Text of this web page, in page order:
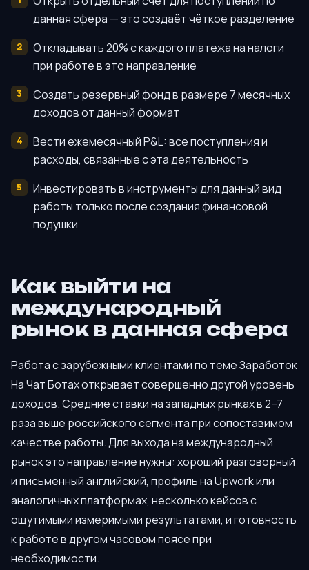
данная сфера — это создаёт чёткое разделение
Откладывать 20% с каждого платежа на налоги
при работе в это направление
Создать резервный фонд в размере 7 месячных
доходов от данный формат
Вести ежемесячный P&L: все поступления и
расходы, связанные с эта деятельность
Инвестировать в инструменты для данный вид
работы только после создания финансовой
подушки
Как выйти на
международный
рынок в данная сфера
Работа с зарубежными клиентами по теме Заработок
На Чат Ботах открывает совершенно другой уровень
доходов. Средние ставки на западных рынках в 2–7
раза выше российского сегмента при сопоставимом
качестве работы. Для выхода на международный
рынок это направление нужны: хороший разговорный
и письменный английский, профиль на Upwork или
аналогичных платформах, несколько кейсов с
ощутимыми измеримыми результатами, и готовность
к работе в другом часовом поясе при
необходимости.